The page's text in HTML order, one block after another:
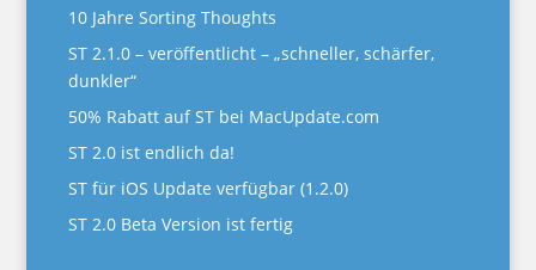
10 Jahre Sorting Thoughts
ST 2.1.0 – veröffentlicht – „schneller, schärfer,
dunkler“
50% Rabatt auf ST bei MacUpdate.com
ST 2.0 ist endlich da!
ST für iOS Update verfügbar (1.2.0)
ST 2.0 Beta Version ist fertig